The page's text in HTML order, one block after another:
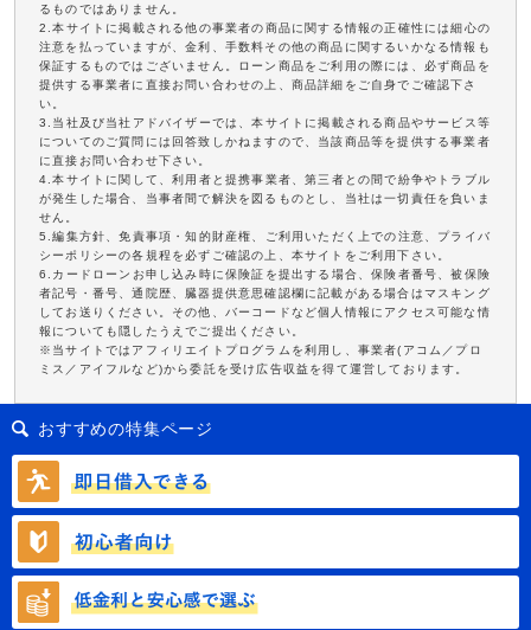
るものではありません。
2.本サイトに掲載される他の事業者の商品に関する情報の正確性には細心の
注意を払っていますが、金利、手数料その他の商品に関するいかなる情報も
保証するものではございません。ローン商品をご利用の際には、必ず商品を
提供する事業者に直接お問い合わせの上、商品詳細をご自身でご確認下さ
い。
3.当社及び当社アドバイザーでは、本サイトに掲載される商品やサービス等
についてのご質問には回答致しかねますので、当該商品等を提供する事業者
に直接お問い合わせ下さい。
4.本サイトに関して、利用者と提携事業者、第三者との間で紛争やトラブル
が発生した場合、当事者間で解決を図るものとし、当社は一切責任を負いま
せん。
5.編集方針、免責事項・知的財産権、ご利用いただく上での注意、プライバ
シーポリシーの各規程を必ずご確認の上、本サイトをご利用下さい。
6.カードローンお申し込み時に保険証を提出する場合、保険者番号、被保険
者記号・番号、通院歴、臓器提供意思確認欄に記載がある場合はマスキング
してお送りください。その他、バーコードなど個人情報にアクセス可能な情
報についても隠したうえでご提出ください。
※当サイトではアフィリエイトプログラムを利用し、事業者(アコム／プロ
ミス／アイフルなど)から委託を受け広告収益を得て運営しております。
おすすめの特集ページ